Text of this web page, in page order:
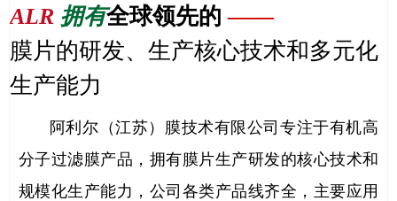
阿利尔（江苏）膜技术有限公司专注于有机高
分子过滤膜产品，拥有膜片生产研发的核心技术和
规模化生产能力，公司各类产品线齐全，主要应用
ALR 拥有全球领先的——
膜片的研发、生产核心技术和多元化
生产能力